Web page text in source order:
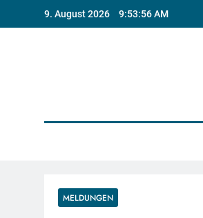
9. August 2026 9:53:57 AM
MELDUNGEN